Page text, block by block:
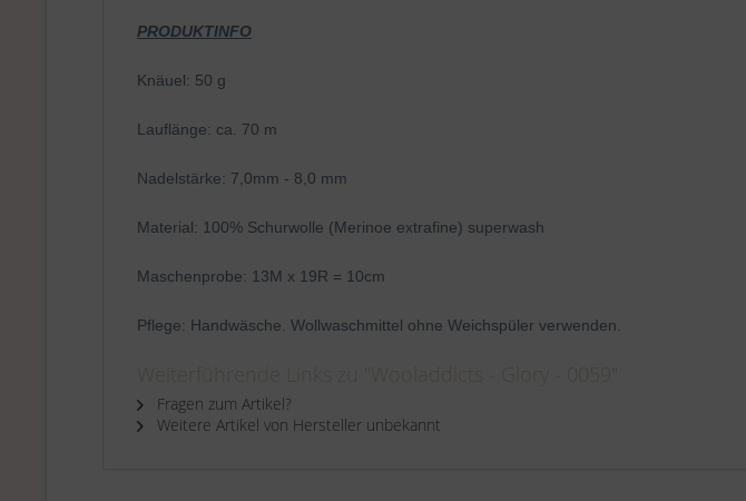
PRODUKTINFO
Knäuel: 50 g
Lauflänge: ca. 70 m
Nadelstärke: 7,0mm - 8,0 mm
Material: 100% Schurwolle (Merinoe extrafine) superwash
Maschenprobe: 13M x 19R = 10cm
Pflege: Handwäsche. Wollwaschmittel ohne Weichspüler verwenden.
Fragen zum Artikel?
Weitere Artikel von Hersteller unbekannt